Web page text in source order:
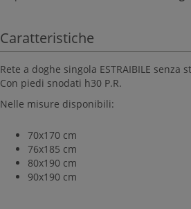
Caratteristiche
Rete a doghe singola ESTRAIBILE
Con piedi snodati h30 P.R.
Nelle misure disponibili:
70x170 cm
76x185 cm
80x190 cm
90x190 cm